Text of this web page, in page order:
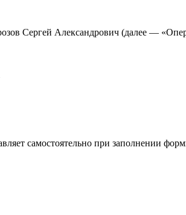
Сергей Александрович (далее —
самостоятельно при заполнении